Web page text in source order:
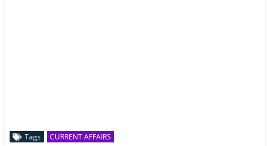
Tags CURRENT AFFAIRS